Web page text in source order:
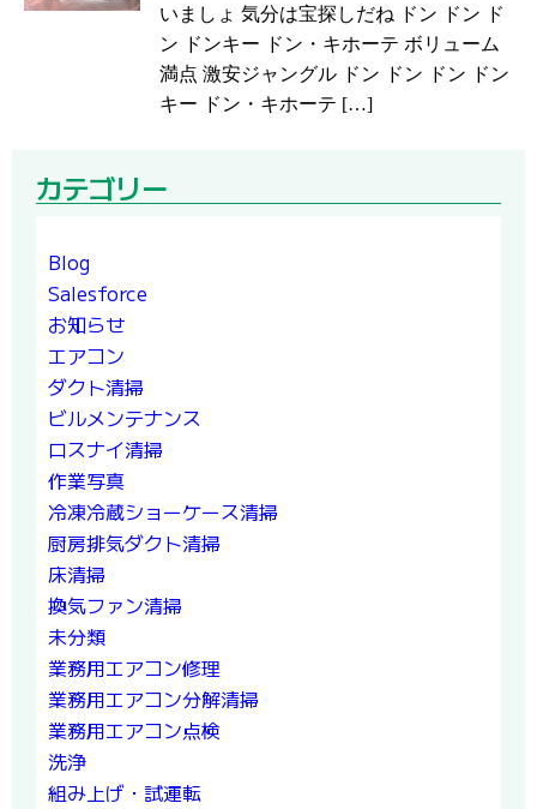
いましょ 気分は宝探しだね ドン ドン ド
ン ドンキー ドン・キホーテ ボリューム
満点 激安ジャングル ドン ドン ドン ドン
キー ドン・キホーテ […]
カテゴリー
Blog
Salesforce
お知らせ
エアコン
ダクト清掃
ビルメンテナンス
ロスナイ清掃
作業写真
冷凍冷蔵ショーケース清掃
厨房排気ダクト清掃
床清掃
換気ファン清掃
未分類
業務用エアコン修理
業務用エアコン分解清掃
業務用エアコン点検
洗浄
組み上げ・試運転